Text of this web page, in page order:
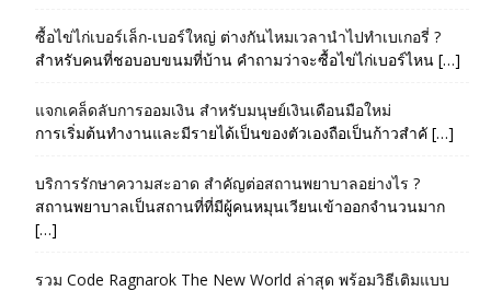
ซื้อไข่ไก่เบอร์เล็ก-เบอร์ใหญ่ ต่างกันไหมเวลานำไปทำเบเกอรี่ ?
สำหรับคนที่ชอบอบขนมที่บ้าน คำถามว่าจะซื้อไข่ไก่เบอร์ไหน […]
แจกเคล็ดลับการออมเงิน สำหรับมนุษย์เงินเดือนมือใหม่
การเริ่มต้นทำงานและมีรายได้เป็นของตัวเองถือเป็นก้าวสำคั […]
บริการรักษาความสะอาด สำคัญต่อสถานพยาบาลอย่างไร ?
สถานพยาบาลเป็นสถานที่ที่มีผู้คนหมุนเวียนเข้าออกจำนวนมาก
[…]
รวม Code Ragnarok The New World ล่าสุด พร้อมวิธีเติมแบบ